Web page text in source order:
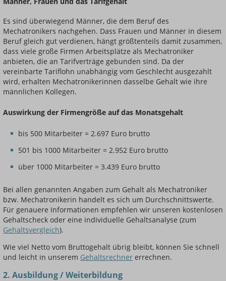
Es sind überwiegend Männer, die dem Beruf des
Mechatronikers nachgehen. Dass Frauen und Männer in diesem
Beruf gleich gut verdienen, hängt größtenteils damit zusammen,
dass viele große Firmen Arbeitsplätze als Mechatroniker
anbieten, die an Tarifverträge gebunden sind. Da der
vereinbarte Tariflohn unabhängig vom Geschlecht ausgezahlt
wird, erhalten Mechatronikerinnen dasselbe Gehalt wie ihre
männlichen Kollegen.
Auswirkung der Firmengröße auf das Monatsgehalt
bis 500 Mitarbeiter = 2.697 Euro brutto
501 bis 1000 Mitarbeiter = 2.952 Euro brutto
über 1000 Mitarbeiter = 3.439 Euro brutto
Bei allen genannten Angaben zum Gehalt als Mechatroniker
bzw. Mechatronikerin handelt es sich um Durchschnittswerte.
Für genauere Informationen empfehlen wir unseren kostenlosen
Gehaltscheck oder eine individuelle Gehaltsanalyse (zum
Gehaltsvergleich).
Wie viel Netto vom Bruttogehalt übrig bleibt, können Sie schnell
und leicht in unserem Gehaltsrechner errechnen.
2. Ausbildung / Weiterbildung